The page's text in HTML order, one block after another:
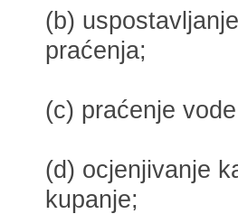
(b)
praćenja;
(c) praćenje
(d) ocjenjivanje
kupanje;